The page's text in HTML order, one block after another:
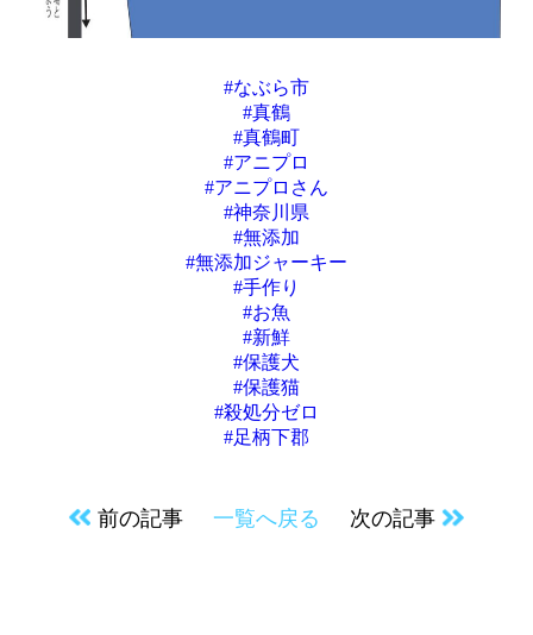
#なぶら市
#真鶴
#真鶴町
#アニプロ
#アニプロさん
#神奈川県
#無添加
#無添加ジャーキー
#手作り
#お魚
#新鮮
#保護犬
#保護猫
#殺処分ゼロ
#足柄下郡
前の記事 一覧へ戻る 次の記事